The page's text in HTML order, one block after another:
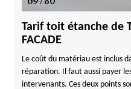
Tarif toit étanche de
FACADE
Le coût du matériau est inclus
réparation. Il faut aussi payer
intervenants. Ces deux points